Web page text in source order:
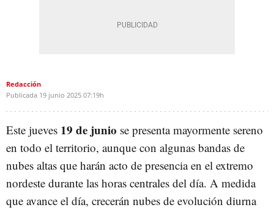
Redacción
Publicada 19 junio 2025 07:19h
Este jueves 19 de junio se presenta mayormente sereno
en todo el territorio, aunque con algunas bandas de
nubes altas que harán acto de presencia en el extremo
nordeste durante las horas centrales del día. A medida
que avance el día, crecerán nubes de evolución diurna